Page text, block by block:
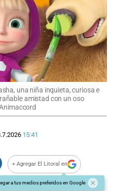
una niña inquieta, curiosa e
amistad con un oso
15:41
+ Agregar El Litoral en
a tus medios preferidos en Google